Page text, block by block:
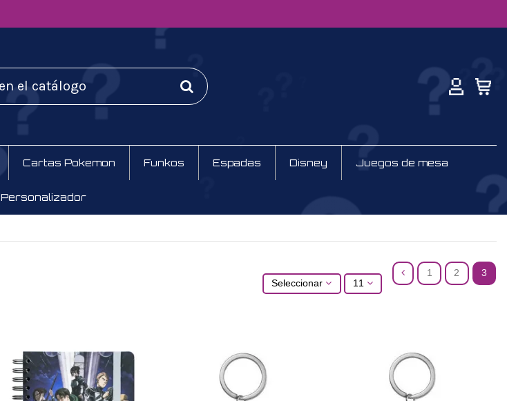
Cartas Pokemon Funkos Espadas Disney Juegos de mesa
Personalizador
Seleccionar 11
1 2 3